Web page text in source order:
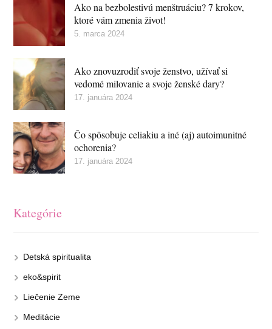
Ako na bezbolestivú menštruáciu? 7 krokov,
ktoré vám zmenia život!
5. marca 2024
Ako znovuzrodiť svoje ženstvo, užívať si
vedomé milovanie a svoje ženské dary?
17. januára 2024
Čo spôsobuje celiakiu a iné (aj) autoimunitné
ochorenia?
17. januára 2024
Kategórie
Detská spiritualita
eko&spirit
Liečenie Zeme
Meditácie